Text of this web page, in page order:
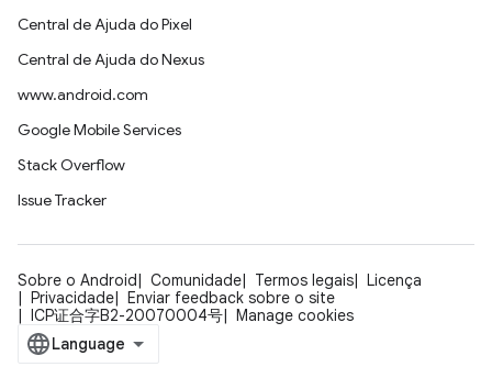
Central de Ajuda do Pixel
Central de Ajuda do Nexus
www.android.com
Google Mobile Services
Stack Overflow
Issue Tracker
Sobre o Android Comunidade Termos legais
Licença
Privacidade
Enviar feedback sobre o site
ICP证合字B2-20070004号
Manage cookies